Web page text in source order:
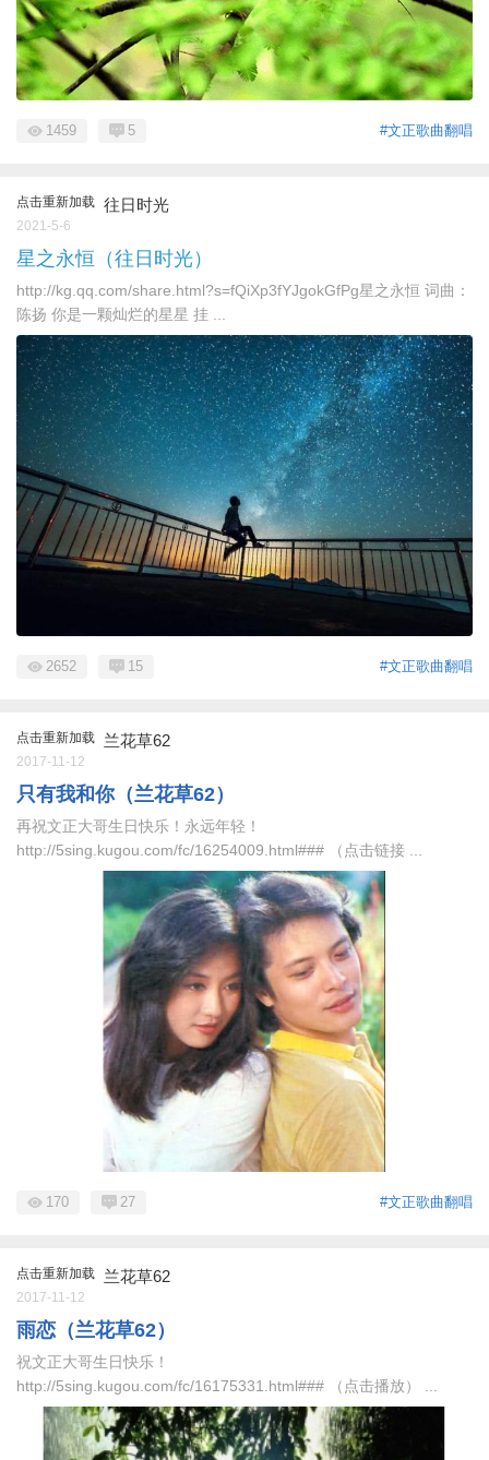
#文正歌曲翻唱
1459 5
点击重新加载 往日时光
2021-5-6
星之永恒（往日时光）
http://kg.qq.com/share.html?s=fQiXp3fYJgokGfPg星之永恒 词曲：
陈扬 你是一颗灿烂的星星 挂 ...
#文正歌曲翻唱
2652 15
点击重新加载 兰花草62
2017-11-12
只有我和你（兰花草62）
再祝文正大哥生日快乐！永远年轻！
http://5sing.kugou.com/fc/16254009.html### （点击链接 ...
#文正歌曲翻唱
170 27
点击重新加载 兰花草62
2017-11-12
雨恋（兰花草62）
祝文正大哥生日快乐！
http://5sing.kugou.com/fc/16175331.html### （点击播放） ...